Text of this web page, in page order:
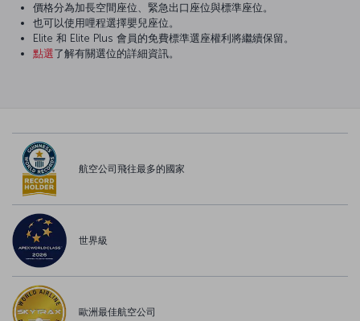
價格分為加長空間座位、緊急出口座位與標準座位。
也可以使用哩程選擇嬰兒座位。
Elite 和 Elite Plus 會員的免費標準選座權利將繼續保留。
點選了解有關選位的詳細資訊。
航空公司飛往最多的國家
世界級
歐洲最佳航空公司